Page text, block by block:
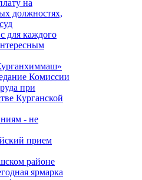
на
должностях,
для каждого
Комиссии
при
Курганской
- не
прием
районе
ярмарка